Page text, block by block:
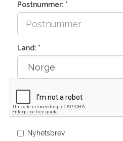
Postnummer: *
Land: *
Nyhetsbrev